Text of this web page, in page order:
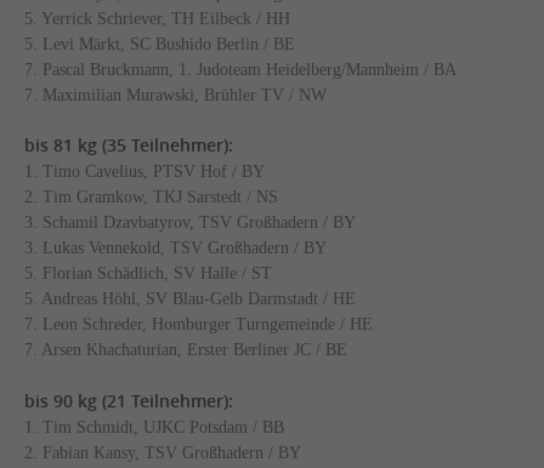
5. Yerrick Schriever, TH Eilbeck / HH
5. Levi Märkt, SC Bushido Berlin / BE
7. Pascal Bruckmann, 1. Judoteam Heidelberg/Mannheim / BA
7. Maximilian Murawski, Brühler TV / NW
bis 81 kg (35 Teilnehmer):
1. Timo Cavelius, PTSV Hof / BY
2. Tim Gramkow, TKJ Sarstedt / NS
3. Schamil Dzavbatyrov, TSV Großhadern / BY
3. Lukas Vennekold, TSV Großhadern / BY
5. Florian Schädlich, SV Halle / ST
5. Andreas Höhl, SV Blau-Gelb Darmstadt / HE
7. Leon Schreder, Homburger Turngemeinde / HE
7. Arsen Khachaturian, Erster Berliner JC / BE
bis 90 kg (21 Teilnehmer):
1. Tim Schmidt, UJKC Potsdam / BB
2. Fabian Kansy, TSV Großhadern / BY